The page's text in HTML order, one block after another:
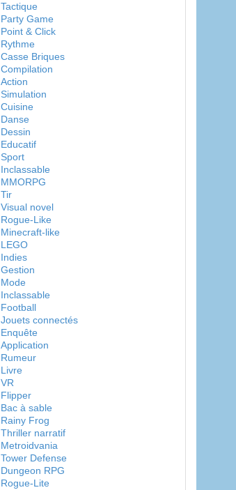
Tactique
Party Game
Point & Click
Rythme
Casse Briques
Compilation
Action
Simulation
Cuisine
Danse
Dessin
Educatif
Sport
Inclassable
MMORPG
Tir
Visual novel
Rogue-Like
Minecraft-like
LEGO
Indies
Gestion
Mode
Inclassable
Football
Jouets connectés
Enquête
Application
Rumeur
Livre
VR
Flipper
Bac à sable
Rainy Frog
Thriller narratif
Metroidvania
Tower Defense
Dungeon RPG
Rogue-Lite